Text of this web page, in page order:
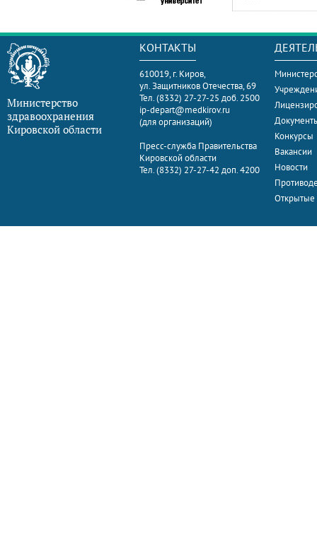
Министерство
здравоохранения
Кировской области
КОНТАКТЫ
610019, г. Киров,
ул. Защитников Отечества, 69
Тел. (8332) 27-27-25 доб. 2500
ip-depart@medkirov.ru
(для организаций)
Пресс-служба Правительства
Кировской области
Тел. (8332) 27-27-42 доп. 4200
Конкурсы
Вакансии
Новости